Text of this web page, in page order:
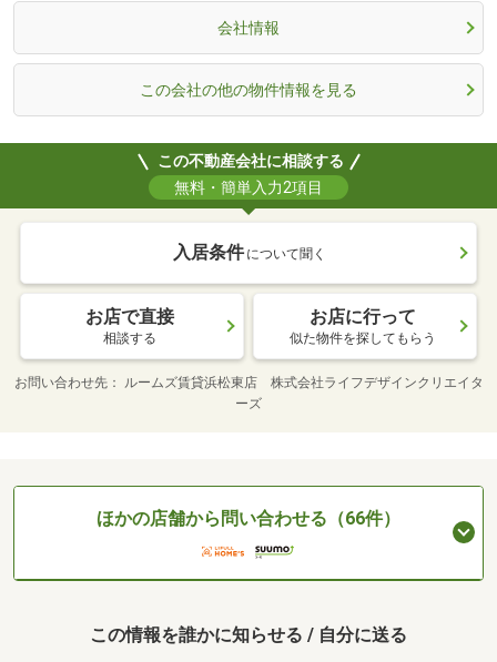
会社情報
この会社の他の物件情報を見る
この不動産会社に相談する
無料・簡単入力2項目
入居条件 について聞く
お店で直接
相談する
お店に行って
似た物件を探してもらう
お問い合わせ先
ルームズ賃貸浜松東店 株式会社ライフデザインクリエイタ
ーズ
ほかの店舗から問い合わせる（66件）
この情報を誰かに知らせる / 自分に送る